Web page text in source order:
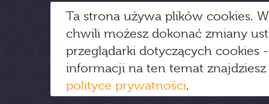
Ta strona używa plików cookies.
chwili możesz dokonać zmiany
przeglądarki dotyczących cookies
informacji na ten temat
polityce prywatności.